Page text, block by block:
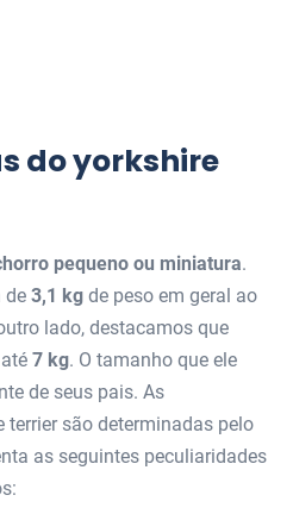
do yorkshire
pequeno ou miniatura.
de 3,1 kg de peso em geral ao
lado, destacamos que
7 kg. O tamanho que ele
de seus pais. As
terrier são determinadas pelo
as seguintes peculiaridades